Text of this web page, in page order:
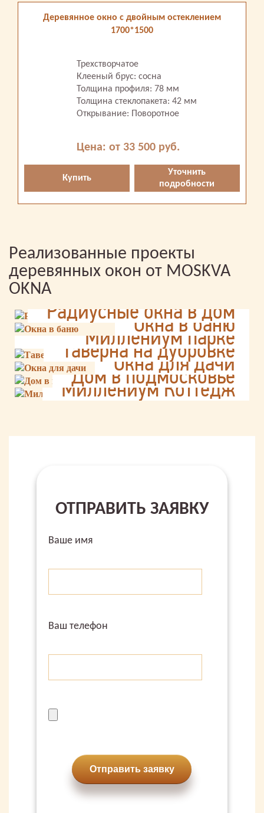
Деревянное окно с двойным остеклением
1700*1500
Трехстворчатое
Клееный брус: сосна
Толщина профиля: 78 мм
Толщина стеклопакета: 42 мм
Открывание: Поворотное
Цена: от 33 500 руб.
Купить
Уточнить
подробности
Реализованные проекты
деревянных окон от MOSKVA
OKNA
Радиусные окна в дом
Окна в баню
Раздвижные окна в
Миллениум парке
Таверна на дубровке
Окна для дачи
Дом в подмосковье
Миллениум Коттедж
ОТПРАВИТЬ ЗАЯВКУ
Ваше имя
Ваш телефон
Отправить заявку